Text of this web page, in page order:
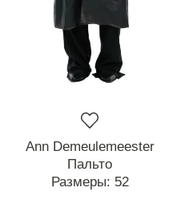
Ann Demeulemeester
Пальто
Размеры: 52